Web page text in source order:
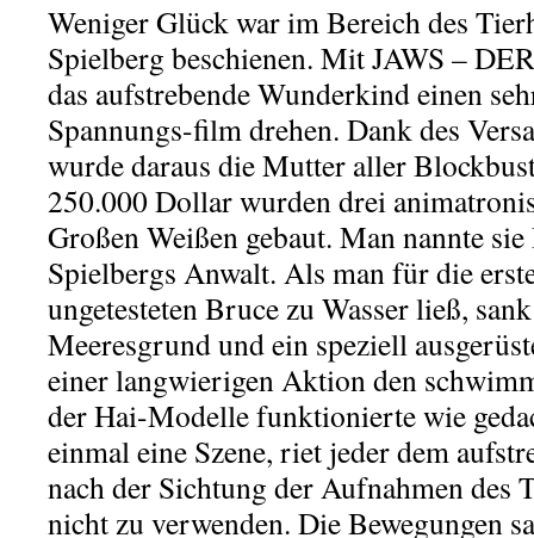
Weniger Glück war im Bereich des
Spielberg beschienen. Mit JAWS –
das aufstrebende Wunderkind einen
Spannungs-film drehen. Dank des
wurde daraus die Mutter aller
250.000 Dollar wurden drei
Großen Weißen gebaut. Man nannte
Spielbergs Anwalt. Als man für die
ungetesteten Bruce zu Wasser ließ,
Meeresgrund und ein speziell
einer langwierigen Aktion den
der Hai-Modelle funktionierte wie
einmal eine Szene, riet jeder dem
nach der Sichtung der Aufnahmen des
nicht zu verwenden. Die Bewegungen